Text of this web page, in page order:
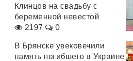
Клинцов на свадьбу с
беременной невестой
2197
0
В Брянске увековечили
память погибшего в Украине